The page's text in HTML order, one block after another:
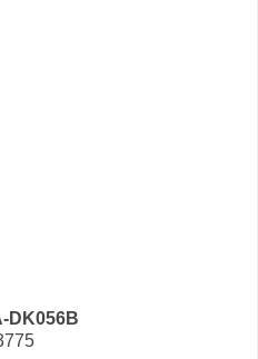
DK056B